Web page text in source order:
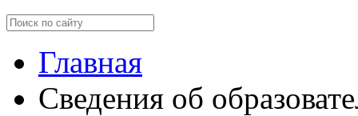
Главная
Сведения об